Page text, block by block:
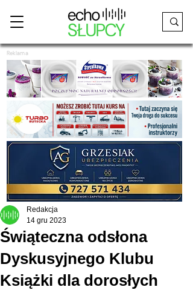
Reklama
Świąteczna odsłona
Dyskusyjnego Klubu
Książki dla dorosłych
Redakcja
14 gru 2023